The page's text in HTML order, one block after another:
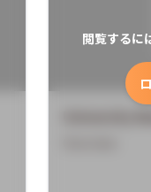
閲覧するに